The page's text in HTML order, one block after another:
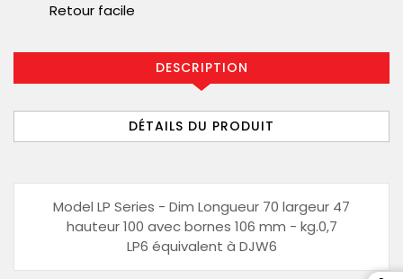
Retour facile
DESCRIPTION
DÉTAILS DU PRODUIT
Model LP Series - Dim Longueur 70 largeur 47
hauteur 100 avec bornes 106 mm - kg.0,7
LP6 équivalent à DJW6